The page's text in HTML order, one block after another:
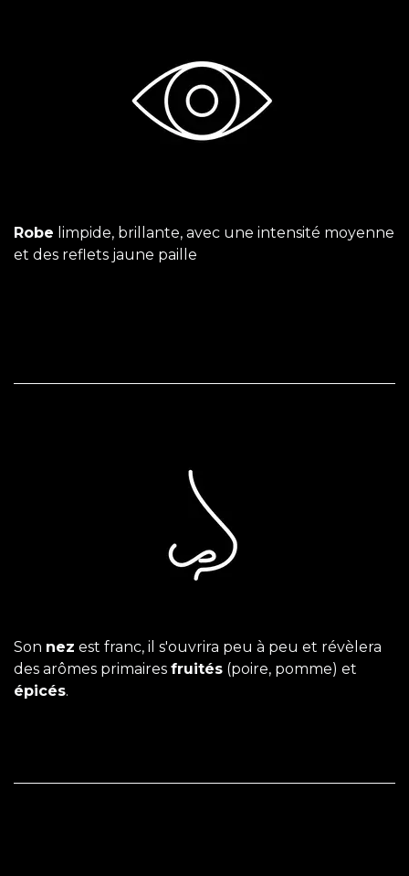
Robe limpide, brillante, avec une intensité moyenne
et des reflets jaune paille
Son nez est franc, il s'ouvrira peu à peu et révèlera
des arômes primaires fruités (poire, pomme) et
épicés.